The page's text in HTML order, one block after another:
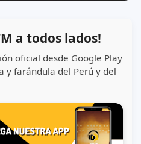
a todos lados!
oficial desde Google Play
y farándula del Perú y del